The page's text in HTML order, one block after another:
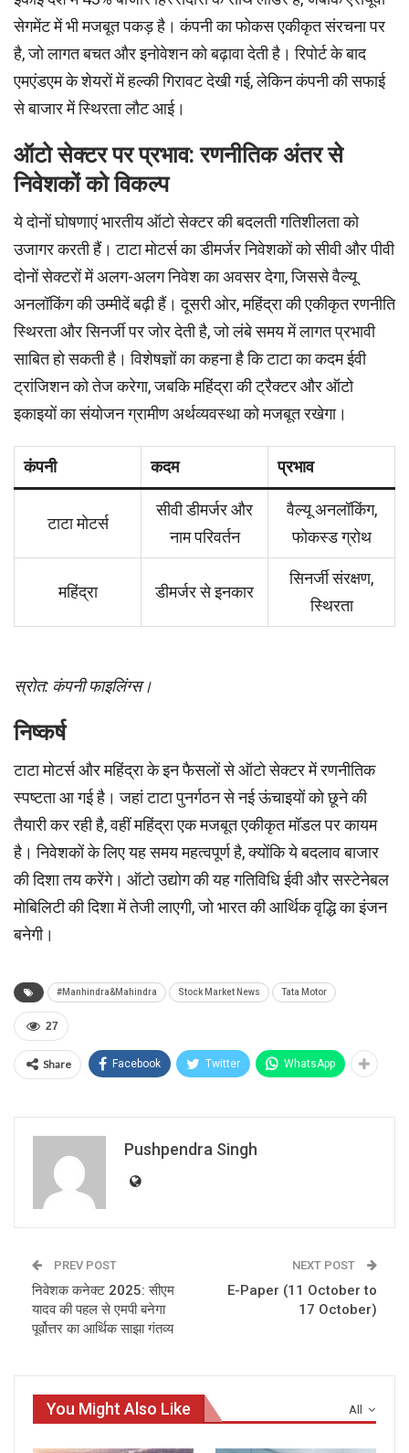
सेगमेंट में भी मजबूत पकड़ है। कंपनी का फोकस एकीकृत संरचना पर
है, जो लागत बचत और इनोवेशन को बढ़ावा देती है। रिपोर्ट के बाद
एमएंडएम के शेयरों में हल्की गिरावट देखी गई, लेकिन कंपनी की सफाई
से बाजार में स्थिरता लौट आई।
ऑटो सेक्टर पर प्रभाव: रणनीतिक अंतर से
निवेशकों को विकल्प
ये दोनों घोषणाएं भारतीय ऑटो सेक्टर की बदलती गतिशीलता को
उजागर करती हैं। टाटा मोटर्स का डीमर्जर निवेशकों को सीवी और पीवी
दोनों सेक्टरों में अलग-अलग निवेश का अवसर देगा, जिससे वैल्यू
अनलॉकिंग की उम्मीदें बढ़ी हैं। दूसरी ओर, महिंद्रा की एकीकृत रणनीति
स्थिरता और सिनर्जी पर जोर देती है, जो लंबे समय में लागत प्रभावी
साबित हो सकती है। विशेषज्ञों का कहना है कि टाटा का कदम ईवी
ट्रांजिशन को तेज करेगा, जबकि महिंद्रा की ट्रैक्टर और ऑटो
इकाइयों का संयोजन ग्रामीण अर्थव्यवस्था को मजबूत रखेगा।
कंपनी कदम प्रभाव
टाटा मोटर्स
सीवी डीमर्जर और
नाम परिवर्तन
वैल्यू अनलॉकिंग,
फोकस्ड ग्रोथ
महिंद्रा डीमर्जर से इनकार
सिनर्जी संरक्षण,
स्थिरता
स्रोत: कंपनी फाइलिंग्स।
निष्कर्ष
टाटा मोटर्स और महिंद्रा के इन फैसलों से ऑटो सेक्टर में रणनीतिक
स्पष्टता आ गई है। जहां टाटा पुनर्गठन से नई ऊंचाइयों को छूने की
तैयारी कर रही है, वहीं महिंद्रा एक मजबूत एकीकृत मॉडल पर कायम
है। निवेशकों के लिए यह समय महत्वपूर्ण है, क्योंकि ये बदलाव बाजार
की दिशा तय करेंगे। ऑटो उद्योग की यह गतिविधि ईवी और सस्टेनेबल
मोबिलिटी की दिशा में तेजी लाएगी, जो भारत की आर्थिक वृद्धि का इंजन
बनेगी।
#Manhindra&Mahindra Stock Market News Tata Motor
27
Share Facebook Twitter WhatsApp
Pushpendra Singh
PREV POST
निवेशक कनेक्ट 2025: सीएम
यादव की पहल से एमपी बनेगा
पूर्वोत्तर का आर्थिक साझा गंतव्य
NEXT POST
E-Paper (11 October to
17 October)
All
You Might Also Like